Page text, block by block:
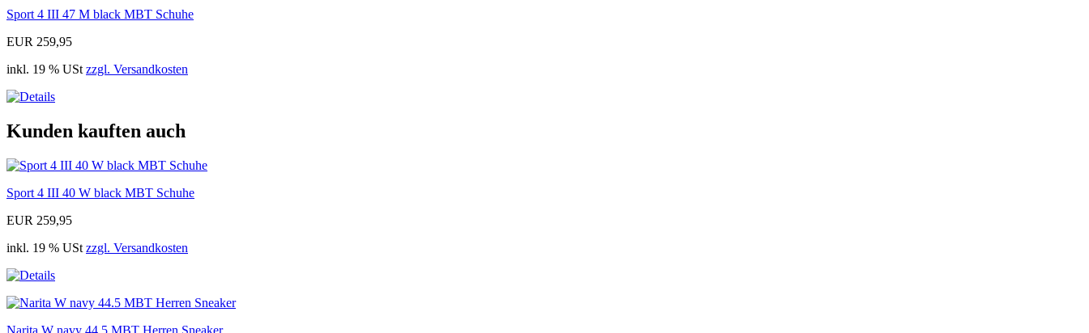
Sport 4 III 47 M black MBT Schuhe
EUR 259,95
inkl. 19 % USt zzgl. Versandkosten
Kunden kauften auch
Sport 4 III 40 W black MBT Schuhe
EUR 259,95
inkl. 19 % USt zzgl. Versandkosten
Narita W navy 44.5 MBT Herren Sneaker